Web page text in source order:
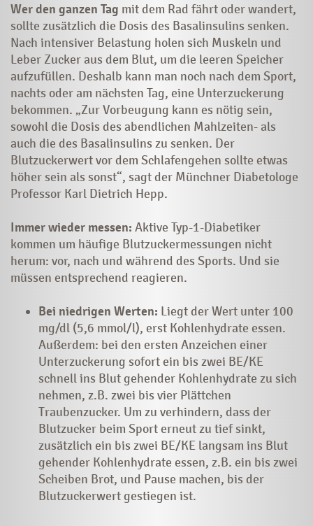
Wer den ganzen Tag mit dem Rad fährt oder wandert,
sollte zusätzlich die Dosis des Basalinsulins senken.
Nach intensiver Belastung holen sich Muskeln und
Leber Zucker aus dem Blut, um die leeren Speicher
aufzufüllen. Deshalb kann man noch nach dem Sport,
nachts oder am nächsten Tag, eine Unterzuckerung
bekommen. „Zur Vorbeugung kann es nötig sein,
sowohl die Dosis des abendlichen Mahlzeiten- als
auch die des Basalinsulins zu senken. Der
Blutzuckerwert vor dem Schlafengehen sollte etwas
höher sein als sonst“, sagt der Münchner Diabetologe
Professor Karl Dietrich Hepp.
Immer wieder messen: Aktive Typ-1-Diabetiker
kommen um häufige Blutzuckermessungen nicht
herum: vor, nach und während des Sports. Und sie
müssen entsprechend reagieren.
Bei niedrigen Werten: Liegt der Wert unter 100
mg/dl (5,6 mmol/l), erst Kohlenhydrate essen.
Außerdem: bei den ersten Anzeichen einer
Unterzuckerung sofort ein bis zwei BE/KE
schnell ins Blut gehender Kohlenhydrate zu sich
nehmen, z.B. zwei bis vier Plättchen
Traubenzucker. Um zu verhindern, dass der
Blutzucker beim Sport erneut zu tief sinkt,
zusätzlich ein bis zwei BE/KE langsam ins Blut
gehender Kohlenhydrate essen, z.B. ein bis zwei
Scheiben Brot, und Pause machen, bis der
Blutzuckerwert gestiegen ist.